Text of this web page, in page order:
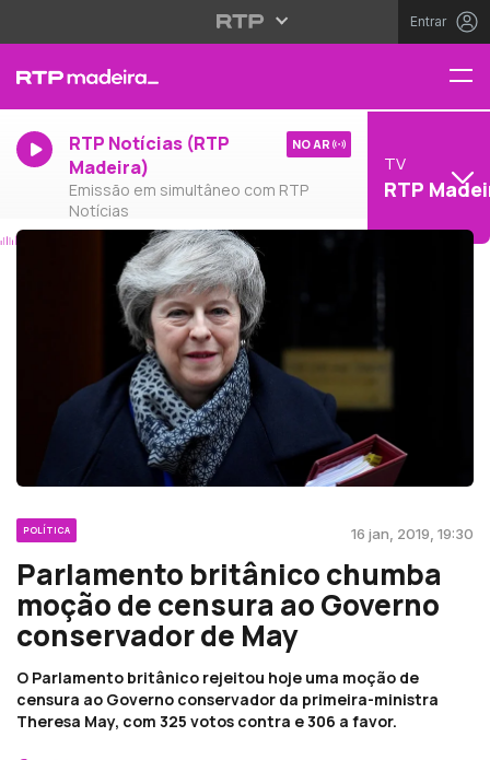
Entrar
RTP Notícias (RTP
Madeira)
Emissão em simultâneo com RTP
Notícias
NO AR
TV
RTP
POLÍTICA 16 jan, 2019, 19:30
Parlamento britânico chumba
moção de censura ao Governo
conservador de May
O Parlamento britânico rejeitou hoje uma moção de
censura ao Governo conservador da primeira-ministra
Theresa May, com 325 votos contra e 306 a favor.